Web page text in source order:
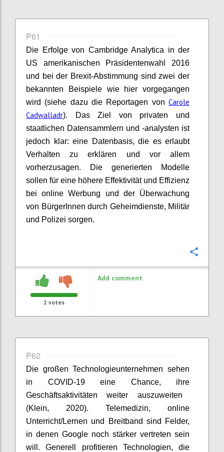
P61
Die Erfolge von Cambridge Analytica in der
US amerikanischen Präsidentenwahl 2016
und bei der Brexit-Abstimmung sind zwei der
bekannten Beispiele wie hier vorgegangen
wird (siehe dazu die Reportagen von Carole
Cadwalladr). Das Ziel von privaten und
staatlichen Datensammlern und -analysten ist
jedoch klar: eine Datenbasis, die es erlaubt
Verhalten zu erklären und vor allem
vorherzusagen. Die generierten Modelle
sollen für eine höhere Effektivität und Effizienz
bei online Werbung und der Überwachung
von BürgerInnen durch Geheimdienste, Militär
und Polizei sorgen.
2 votes
Add comment
P62
Die großen Technologieunternehmen sehen
in COVID-19 eine Chance,
ihre
Geschäftsaktivitäten weiter auszuweiten
(Klein, 2020). Telemedizin, online
Unterricht/Lernen und Breitband sind Felder,
in denen Google noch stärker vertreten sein
will. Generell profitieren Technologien, die